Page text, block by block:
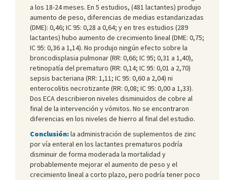
a los 18-24 meses. En 5 estudios, (481 lactantes) produjo
aumento de peso, diferencias de medias estandarizadas
(DME): 0,46; IC 95: 0,28 a 0,64; y en tres estudios (289
lactantes) hubo aumento de crecimiento lineal (DME: 0,75;
IC 95: 0,36 a 1,14). No produjo ningún efecto sobre la
broncodisplasia pulmonar (RR: 0,66; IC 95; 0,31 a 1,40),
retinopatía del prematuro (RR: 0,14; IC 95: 0,01 a 2,70)
sepsis bacteriana (RR: 1,11; IC 95: 0,60 a 2,04) ni
enterocolitis necrotizante (RR: 0,08; IC 95: 0,00 a 1,33).
Dos ECA describieron niveles disminuidos de cobre al
final de la intervención y vómitos. No se encontraron
diferencias en los niveles de hierro al final del estudio.
Conclusión:la administración de suplementos de zinc
por vía enteral en los lactantes prematuros podría
disminuir de forma moderada la mortalidad y
probablemente mejorar el aumento de peso y el
crecimiento lineal a corto plazo, pero podría tener poco